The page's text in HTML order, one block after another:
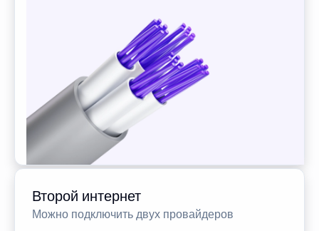
Второй интернет
Можно подключить двух провайдеров